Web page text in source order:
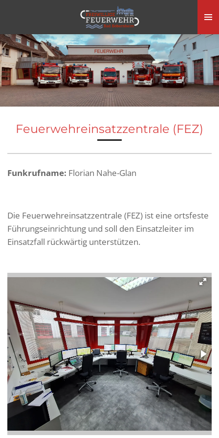
springen
Feuerwehreinsatzzentrale (FEZ)
Funkrufname: Florian Nahe-Glan
Die Feuer­wehr­einsatz­zentrale (FEZ) ist eine ortsfeste
Führungseinrichtung und soll den Einsatzleiter im
Einsatz­fall rückwärtig unterstützen.